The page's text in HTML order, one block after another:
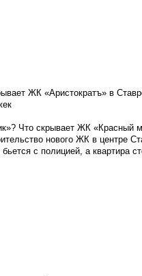
ЖК «Аристократъ» в
Что скрывает ЖК «Красный
нового ЖК в центре
с полицией, а квартира